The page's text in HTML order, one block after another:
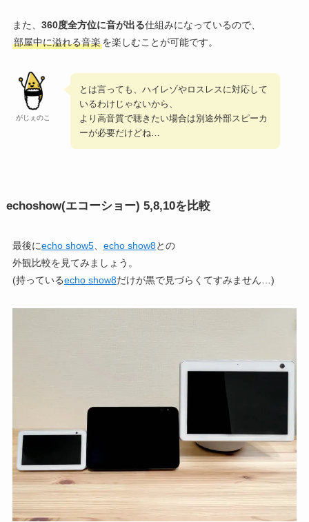
また、 360度全方位に音が出る仕組みになっているので、
部屋中に溢れる音楽を楽しむことが可能です。
がじぇのこ
とは言っても、ハイレゾやロスレスに対応して
いるわけじゃないから、
より高音質で聴きたい場合は別途外部スピーカ
ーが必要だけどね…
echoshow(エコーショー) 5,8,10を比較
最後にecho show5、 echo show8との
外観比較を見てみましょう。
(持っているecho show8だけが黒で見づらくてすみません…)